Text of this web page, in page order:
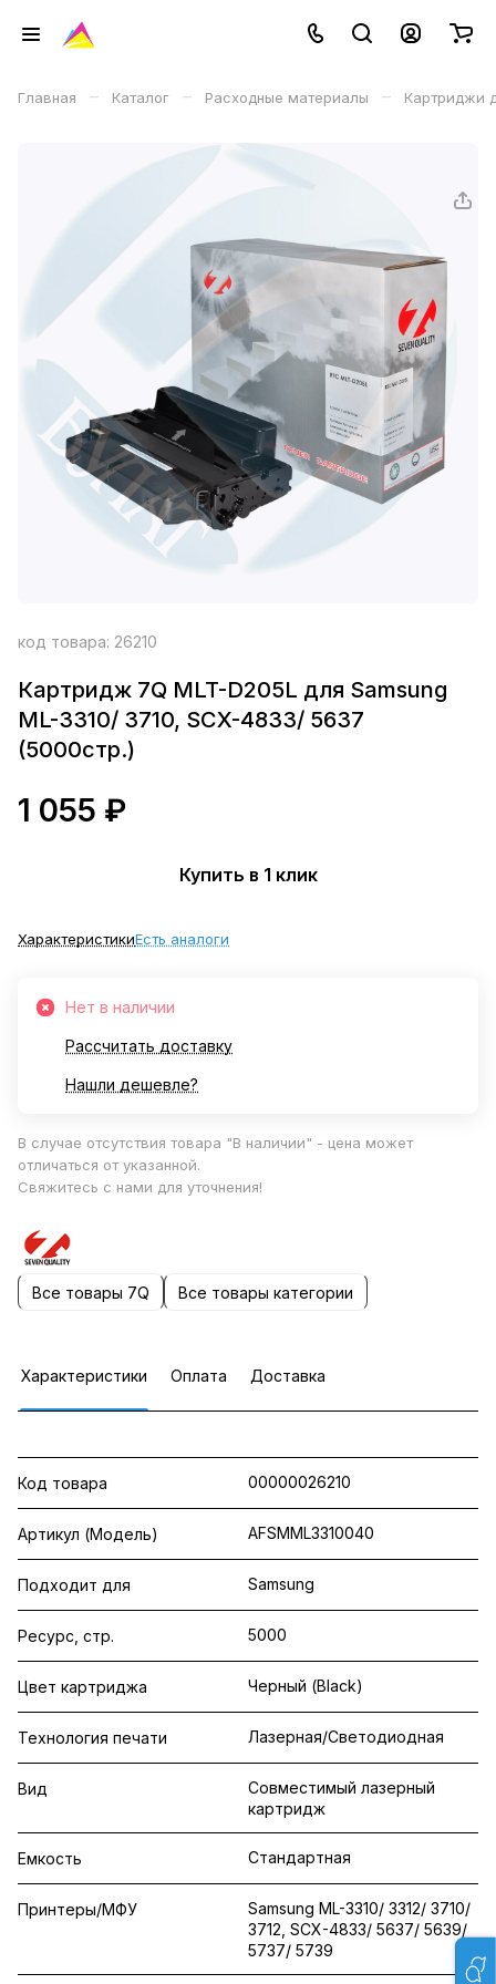
Главная – Каталог – Расходные материалы – Картриджи
код товара: 26210
Картридж 7Q MLT-D205L для Samsung
ML-3310/ 3710, SCX-4833/ 5637
(5000стр.)
1 055 ₽
Купить в 1 клик
ХарактеристикиЕсть аналоги
Нет в наличии
Рассчитать доставку
Нашли дешевле?
В случае отсутствия товара "В наличии" - цена может
отличаться от указанной.
Свяжитесь с нами для уточнения!
Все товары 7Q Все товары категории
Характеристики Оплата Доставка
Код товара 00000026210
Артикул (Модель) AFSMML3310040
Подходит для Samsung
Ресурс, стр. 5000
Цвет картриджа Черный (Black)
Технология печати Лазерная/Светодиодная
Вид
Совместимый лазерный
картридж
Емкость Стандартная
Принтеры/МФУ
Samsung ML-3310/ 3312/ 3710/
3712, SCX-4833/ 5637/ 5639/
5737/ 5739